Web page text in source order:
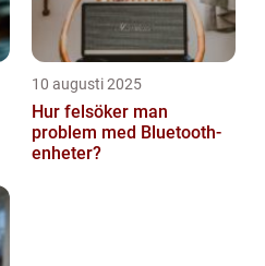
10 augusti 2025
Hur felsöker man
problem med Bluetooth-
enheter?